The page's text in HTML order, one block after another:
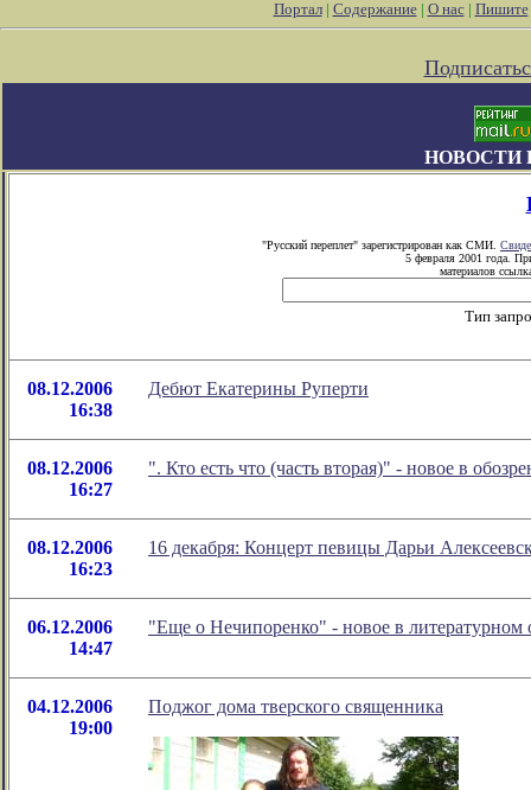
Портал| Содержание| О нас| Пишите
НОВОСТИ
"Русский переплет" зарегистрирован как СМИ.
5 февраля 2001 года.
материалов
Тип
08.12.2006
16:38
Дебют Екатерины Руперти
08.12.2006
16:27
". Кто есть что (часть вторая)" - новое в
08.12.2006
16:23
16 декабря: Концерт певицы Дарьи
06.12.2006
14:47
"Еще о Нечипоренко" - новое в
04.12.2006
19:00
Поджог дома тверского священника